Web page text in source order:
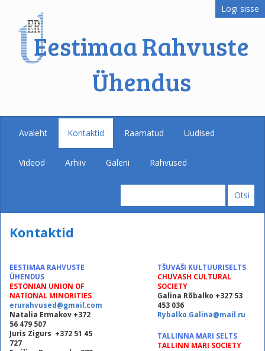
Logi sisse
Eestimaa Rahvuste
Ühendus
Avaleht Kontaktid Raamatud Uudised
Videod Arhiiv Galerii Rahvused
Kontaktid
EESTIMAA RAHVUSTE
ÜHENDUS
ESTONIAN UNION OF
NATIONAL MINORITIES
erurahvused@gmail.com
Natalia Ermakov +372
56 479 507
Juris Zigurs +372 51 45
727
TŠUVAŠI KULTUURISELTS
CHUVASH CULTURAL
SOCIETY
Galina Rõbalko +327 53
453 036
Rybalko.Galina@mail.ru
TALLINNA MARI SELTS
TALLINN MARI SOCIETY